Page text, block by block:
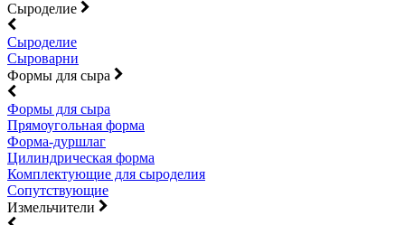
Сыроделие
Сыроделие
Сыроварни
Формы для сыра
Формы для сыра
Прямоугольная форма
Форма-дуршлаг
Цилиндрическая форма
Комплектующие для сыроделия
Сопутствующие
Измельчители